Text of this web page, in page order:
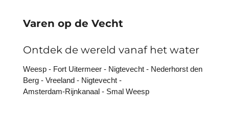
Varen op de Vecht
Ontdek de wereld vanaf het water
Weesp - Fort Uitermeer - Nigtevecht - Nederhorst den
Berg - Vreeland - Nigtevecht -
Amsterdam-Rijnkanaal - Smal Weesp